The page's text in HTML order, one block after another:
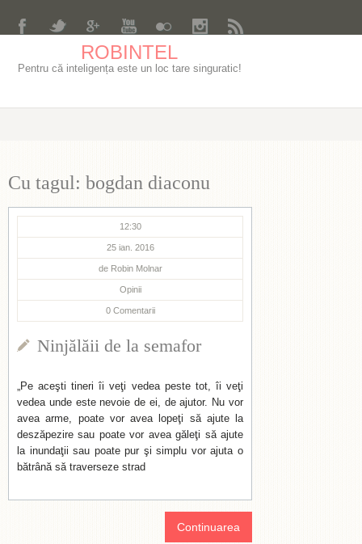
ROBINTEL
Pentru că inteligența este un loc tare singuratic!
Cu tagul: bogdan diaconu
12:30
25 ian. 2016
de Robin Molnar
Opinii
0 Comentarii
Ninjălăii de la semafor
„Pe aceşti tineri îi veţi vedea peste tot, îi veţi
vedea unde este nevoie de ei, de ajutor. Nu vor
avea arme, poate vor avea lopeţi să ajute la
deszăpezire sau poate vor avea găleţi să ajute
la inundaţii sau poate pur şi simplu vor ajuta o
bătrână să traverseze strad
Continuarea